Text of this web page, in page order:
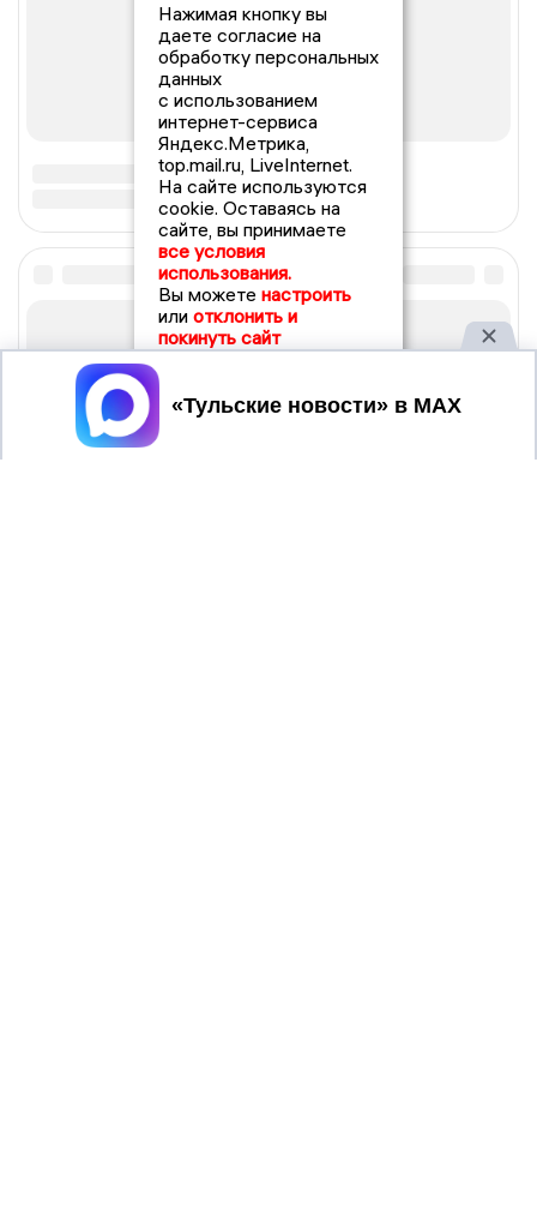
Нажимая кнопку вы
даете согласие на
обработку персональных
данных
с использованием
интернет-сервиса
Яндекс.Метрика,
top.mail.ru, LiveInternet.
На сайте используются
cookie. Оставаясь на
сайте, вы принимаете
все условия
использования.
Вы можете настроить
или отклонить и
покинуть сайт
Принять